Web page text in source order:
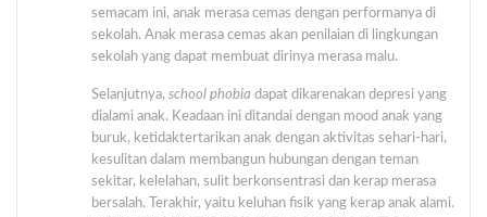
semacam ini, anak merasa cemas dengan performanya di
sekolah. Anak merasa cemas akan penilaian di lingkungan
sekolah yang dapat membuat dirinya merasa malu.
Selanjutnya, school phobia dapat dikarenakan depresi yang
dialami anak. Keadaan ini ditandai dengan mood anak yang
buruk, ketidaktertarikan anak dengan aktivitas sehari-hari,
kesulitan dalam membangun hubungan dengan teman
sekitar, kelelahan, sulit berkonsentrasi dan kerap merasa
bersalah. Terakhir, yaitu keluhan fisik yang kerap anak alami.